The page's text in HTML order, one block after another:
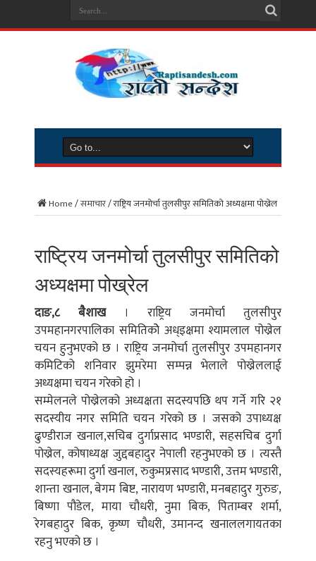
Home/समाचार/राष्ट्रिय जनमोर्चा तुलसीपुर समितिको अध्यक्षमा पोख्रेल
राष्ट्रिय जनमोर्चा तुलसीपुर समितिको
अध्यक्षमा पोख्रेल
दाङ,८ बैशाख। राष्ट्रिय जनमोर्चा तुलसीपुर
उपमहानगरपालिका समितिकोे अध्इक्षमा श्यामलाल पोख्रेल
चयन हुनुभएको छ । राष्ट्रिय जनमोर्चा तुलसीपुर उपमहानगर
कमिटिको शनिवार झुमरेमा सम्पन्न भेलाले पोख्रेललाई
अध्यक्षमा चयन गरेको हो ।
सम्मेलनले पोख्रेलको अध्यक्षता सदस्यपछि थप गर्ने गरि २१
सदस्यीय नगर समिति चयन गरेको छ । जसको उपाध्यक्ष
ढुण्डीराज खनाल,सचिब दुर्गाप्रसाद भण्डारी, सहसचिब दुर्गा
पोख्रेल, कोषाध्यक्ष जुद्दबहादुर नेपाली रहनुभएको छ । त्यस्तै
सदस्यहरूमा दुर्गा खनाल, रुकुमप्रसाद भण्डारी, उत्तम भण्डारी,
शान्ता खनाल, बेगम बिष्ट, नारायण भण्डारी, मनबहादुर गुरुङ,
बिष्णा पौडेल, माया चौधरी, नुमा बिक, पिताम्बर शर्मा,
रेगबहादुर बिक, कृष्ण चौधरी, उमानन्द खनाललगायतका
रहनु भएको छ ।